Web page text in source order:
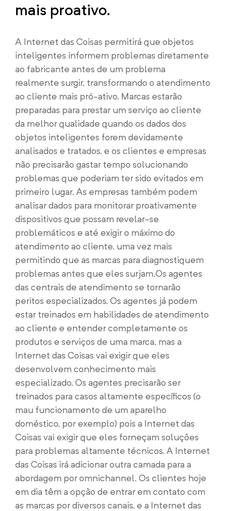
mais proativo.
A Internet das Coisas permitirá que objetos
inteligentes informem problemas diretamente
ao fabricante antes de um problema
realmente surgir, transformando o atendimento
ao cliente mais pró-ativo. Marcas estarão
preparadas para prestar um serviço ao cliente
da melhor qualidade quando os dados dos
objetos inteligentes forem devidamente
analisados e tratados, e os clientes e empresas
não precisarão gastar tempo solucionando
problemas que poderiam ter sido evitados em
primeiro lugar. As empresas também podem
analisar dados para monitorar proativamente
dispositivos que possam revelar-se
problemáticos e até exigir o máximo do
atendimento ao cliente, uma vez mais
permitindo que as marcas para diagnostiquem
problemas antes que eles surjam.Os agentes
das centrais de atendimento se tornarão
peritos especializados. Os agentes já podem
estar treinados em habilidades de atendimento
ao cliente e entender completamente os
produtos e serviços de uma marca, mas a
Internet das Coisas vai exigir que eles
desenvolvem conhecimento mais
especializado. Os agentes precisarão ser
treinados para casos altamente específicos (o
mau funcionamento de um aparelho
doméstico, por exemplo) pois a Internet das
Coisas vai exigir que eles forneçam soluções
para problemas altamente técnicos. A Internet
das Coisas irá adicionar outra camada para a
abordagem por omnichannel. Os clientes hoje
em dia têm a opção de entrar em contato com
as marcas por diversos canais, e a Internet das